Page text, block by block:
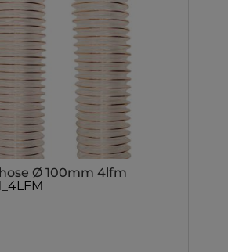
Ø 100mm 4lfm